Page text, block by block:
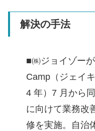
解決の手法
■㈱ジョイゾー
Camp（ジェイ
4 年）7 月から
に向けて業務改
修を実施。自治